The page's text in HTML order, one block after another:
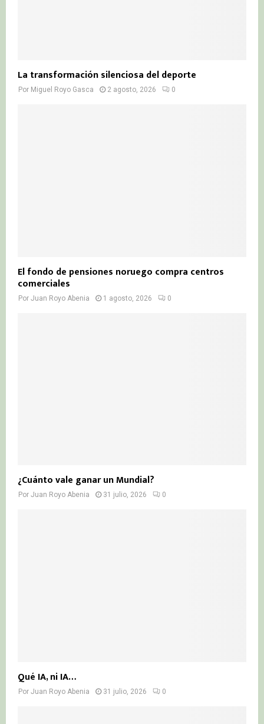
La transformación silenciosa del deporte
Por Miguel Royo Gasca 2 agosto, 2026 0
El fondo de pensiones noruego compra centros
comerciales
Por Juan Royo Abenia 1 agosto, 2026 0
¿Cuánto vale ganar un Mundial?
Por Juan Royo Abenia 31 julio, 2026 0
Qué IA, ni IA…
Por Juan Royo Abenia 31 julio, 2026 0